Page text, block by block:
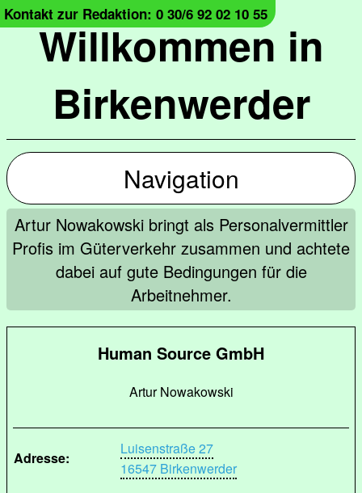
Willkommen in
Birkenwerder
Kontakt zur Redaktion: 0 30/6 92 02 10 55
Navigation
Artur Nowakowski bringt als Personalvermittler
Profis im Güterverkehr zusammen und achtete
dabei auf gute Bedingungen für die
Arbeitnehmer.
Human Source GmbH
Artur Nowakowski
Adresse:
Luisenstraße 27
16547 Birkenwerder